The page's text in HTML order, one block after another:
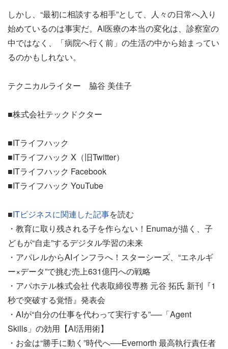
しかし、“最初に相談する相手”として、人々の日常へ入り
始めているのは事実だ。AI医療の本当の変化は、診察室の
中ではなく、「病院へ行く前」の生活の中から始まってい
るのかもしれない。
テクニカルライター 脇谷 美佳子
■株式会社テックドクター
■ITライフハック
■ITライフハック X（旧Twitter）
■ITライフハック Facebook
■ITライフハック YouTube
■ITビジネスに関連した記事を読む
・教育に取り残される子を作らない！Enumaが描く、子
どもが“自走”するデジタル学習の未来
・アパレルからAIインフラへ！スターシーズ、“エネルギ
ー×データ”で挑む売上631億円への戦略
・アパホテル株式会社 代表取締役専務 元谷 拓氏 新刊『1
秒で突破する覚悟』発表会
・AIが“自分の仕事を代わって実行する”──「Agent
Skills」の効用【AI活用術】
・お金は“勝手に動く”時代へ──Evernorth 最高執行責任者